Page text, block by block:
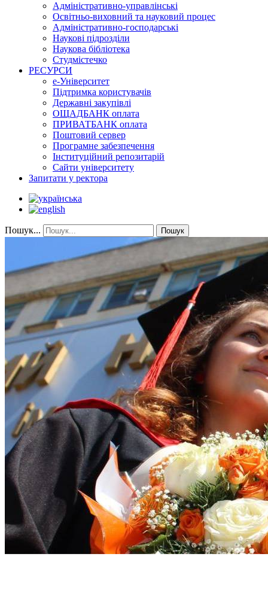
Адміністративно-управлінські
Освітньо-виховний та науковий процес
Адміністративно-господарські
Наукові підрозділи
Наукова бібліотека
Студмістечко
РЕСУРСИ
е-Університет
Підтримка користувачів
Державні закупівлі
ОЩАДБАНК оплата
ПРИВАТБАНК оплата
Поштовий сервер
Програмне забезпечення
Інституційний репозитарій
Сайти університету
Запитати у ректора
Пошук... Пошук